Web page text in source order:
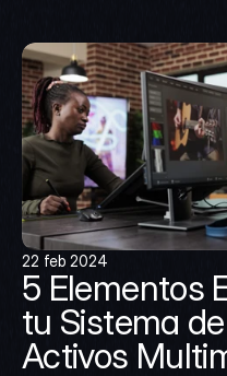
22 feb 2024
5 Elementos
tu Sistema
Activos